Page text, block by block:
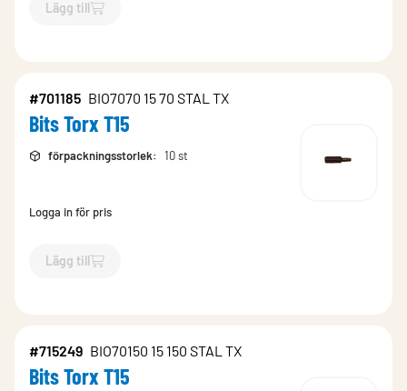
Lägg till
`$Lägg till
#701185 BIO7070 15 70 STAL TX
Bits Torx T15
förpackningsstorlek: 10 st
Logga in för pris
Lägg till
`$Lägg till
#715249 BIO70150 15 150 STAL TX
Bits Torx T15